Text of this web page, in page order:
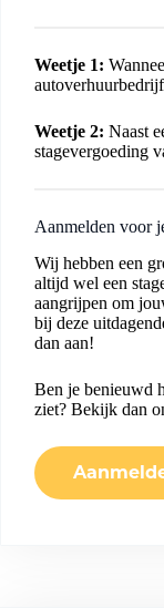
Weetje 1:
Weetje 2: Naast
stagevergoeding
Aanmelden voor
Wij hebben een
altijd wel een
aangrijpen om
bij deze
dan aan!
Ben je benieuwd
ziet? Bekijk dan